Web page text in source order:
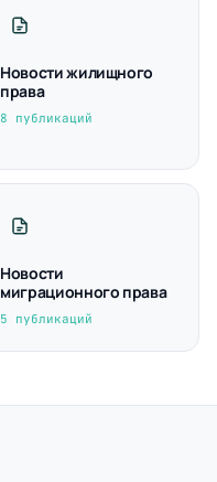
Новости жилищного
права
8 публикаций
Новости
миграционного права
5 публикаций